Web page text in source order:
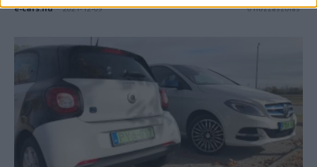
e-cars.hu - 2021-12-09 0 hozzászólás